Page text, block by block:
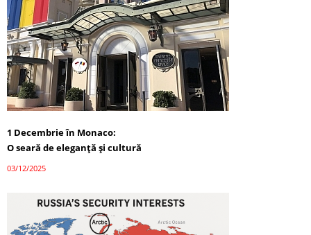
1 Decembrie în Monaco:
O seară de eleganță și cultură
03/12/2025